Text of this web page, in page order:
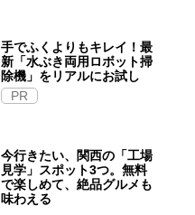
手でふくよりもキレイ！最
新「水ぶき両用ロボット掃
除機」をリアルにお試し
PR
今行きたい、関西の「工場
見学」スポット3つ。無料
で楽しめて、絶品グルメも
味わえる